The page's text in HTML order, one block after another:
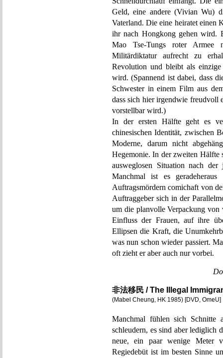
Geld, eine andere (Vivian Wu)
Vaterland. Die eine heiratet einen
ihr nach Hongkong gehen wird.
Mao Tse-Tungs roter
Militärdiktatur aufrecht zu
Revolution und bleibt als
wird. (Spannend ist dabei, dass
Schwester in einem Film aus
dass sich hier irgendwie freudvoll
vorstellbar wird.)
In der ersten Hälfte geht es
chinesischen Identität, zwischen
Moderne, darum nicht
Hegemonie. In der zweiten Hälfte
ausweglosen Situation nach
Manchmal ist es
Auftragsmördern comichaft von
Auftraggeber sich in der
um die planvolle Verpackung
Einfluss der Frauen, auf ihre
Ellipsen die Kraft, die
was nun schon wieder passiert.
oft zieht er aber auch nur vorbei.
非法移民 / The Illegal
(Mabel Cheung, HK 1985) [DVD, OmeU]
Manchmal fühlen sich Schnitte
schleudern, es sind aber lediglich
neue, ein paar wenige Meter
Regiedebüt ist im besten Sinne